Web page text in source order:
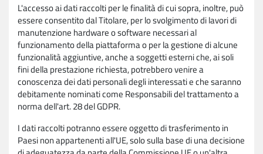
L'accesso ai dati raccolti per le finalità di cui sopra, inoltre, può
essere consentito dal Titolare, per lo svolgimento di lavori di
manutenzione hardware o software necessari al
funzionamento della piattaforma o per la gestione di alcune
funzionalità aggiuntive, anche a soggetti esterni che, ai soli
fini della prestazione richiesta, potrebbero venire a
conoscenza dei dati personali degli interessati e che saranno
debitamente nominati come Responsabili del trattamento a
norma dell'art. 28 del GDPR.
I dati raccolti potranno essere oggetto di trasferimento in
Paesi non appartenenti all'UE, solo sulla base di una decisione